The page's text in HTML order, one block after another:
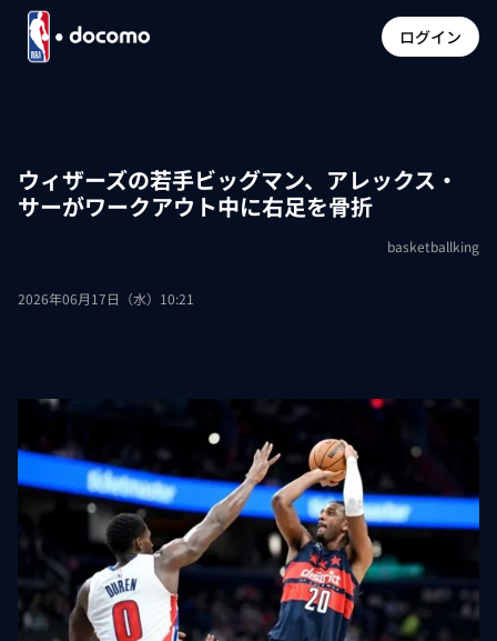
ログイン
ウィザーズの若手ビッグマン、アレックス・
サーがワークアウト中に右足を骨折
basketballking
2026年06月17日（水）10:21